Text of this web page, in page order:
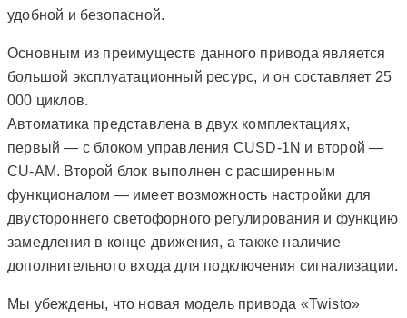
удобной и безопасной.
Основным из преимуществ данного привода является
большой эксплуатационный ресурс, и он составляет 25
000 циклов.
Автоматика представлена в двух комплектациях,
первый — с блоком управления CUSD-1N и второй —
CU-AM. Второй блок выполнен с расширенным
функционалом — имеет возможность настройки для
двустороннего светофорного регулирования и функцию
замедления в конце движения, а также наличие
дополнительного входа для подключения сигнализации.
Мы убеждены, что новая модель привода «Twisto»